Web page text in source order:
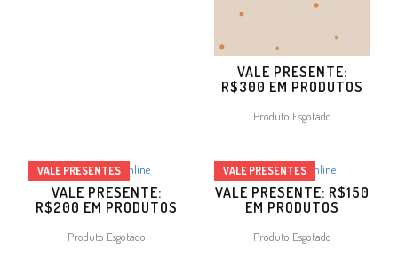
VALE PRESENTE:
R$300 EM PRODUTOS
Produto Esgotado
VALE PRESENTE:
R$200 EM PRODUTOS
Produto Esgotado
VALE PRESENTES
VALE PRESENTE: R$150
EM PRODUTOS
Produto Esgotado
VALE PRESENTES